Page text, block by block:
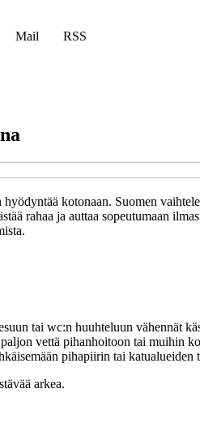
Mail RSS
kotonaan. Suomen
rahaa ja auttaa sopeutumaan
tai wc:n huuhteluun vähennät
vettä pihanhoitoon tai muihin
pihapiirin tai
arkea.